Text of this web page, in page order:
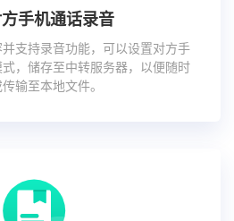
手机通话录音
支持录音功能，可以设置对方手
，储存至中转服务器，以便随时
输至本地文件。